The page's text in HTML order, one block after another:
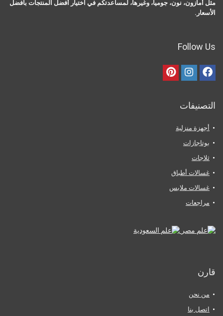
مثل أمازون، نون، جوميا، وغيرها، لمساعدتكم في اختيار أفضل المنتجات بأفضل
الأسعار.
Follow Us
التصنيفات
أجهزة منزلية
بوتاجازات
ثلاجات
غسالات أطباق
غسالات ملابس
مراجعات
قارن
من نحن
اتصل بنا